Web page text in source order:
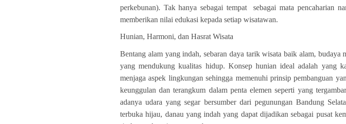
perkebunan). Tak hanya sebagai tempat sebagai mata pencaharian
memberikan nilai edukasi kepada setiap wisatawan.
Hunian, Harmoni, dan Hasrat Wisata
Bentang alam yang indah, sebaran daya tarik wisata baik alam, budaya
yang mendukung kualitas hidup. Konsep hunian ideal adalah yang
menjaga aspek lingkungan sehingga memenuhi prinsip pembanguan
keunggulan dan terangkum dalam penta elemen seperti yang
adanya udara yang segar bersumber dari pegunungan Bandung
terbuka hijau, danau yang indah yang dapat dijadikan sebagai pusat